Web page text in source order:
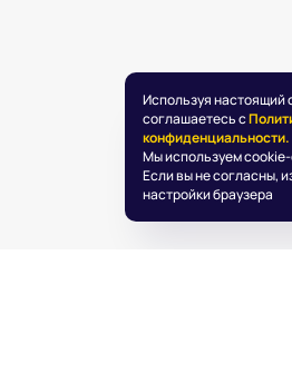
Используя настоящий
соглашаетесь с
конфиденциальности.
Мы используем
Если вы не согласны,
настройки браузера